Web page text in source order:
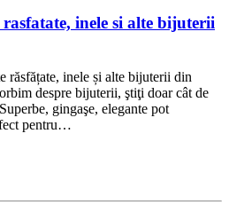
inele si alte bijuterii
răsfățate, inele și alte bijuterii din
despre bijuterii, ştiţi doar cât de
gingaşe, elegante pot
pentru…